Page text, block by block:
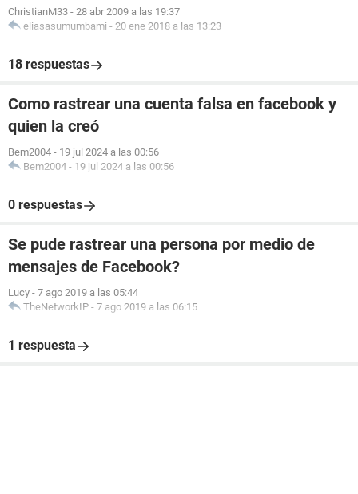
ChristianM33 - 28 abr 2009 a las 19:37
eliasasumumbami - 20 ene 2018 a las 13:23
18 respuestas
Como rastrear una cuenta falsa en facebook y
quien la creó
Bem2004 - 19 jul 2024 a las 00:56
Bem2004 - 19 jul 2024 a las 00:56
0 respuestas
Se pude rastrear una persona por medio de
mensajes de Facebook?
Lucy - 7 ago 2019 a las 05:44
TheNetworkIP - 7 ago 2019 a las 06:15
1 respuesta